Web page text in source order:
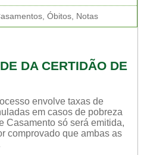
Óbitos, Notas
DA CERTIDÃO DE
envolve taxas de
em casos de pobreza
Casamento só será emitida,
comprovado que ambas as